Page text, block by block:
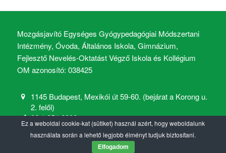
Mozgásjavító Egységes Gyógypedagógiai Módszertani
Intézmény, Óvoda, Általános Iskola, Gimnázium,
Fejlesztő Nevelés-Oktatást Végző Iskola és Kollégium
OM azonosító: 038425
1145 Budapest, Mexikói út 59-60. (bejárat a Korong u.
2. felől)
06 1 251 6900
mozgasjavito@mozgasjavito.com
Ez a weboldal cookie-kat (sütiket) használ azért, hogy weboldalunk
használata során a lehető legjobb élményt tudjuk biztosítani.
Elfogadom